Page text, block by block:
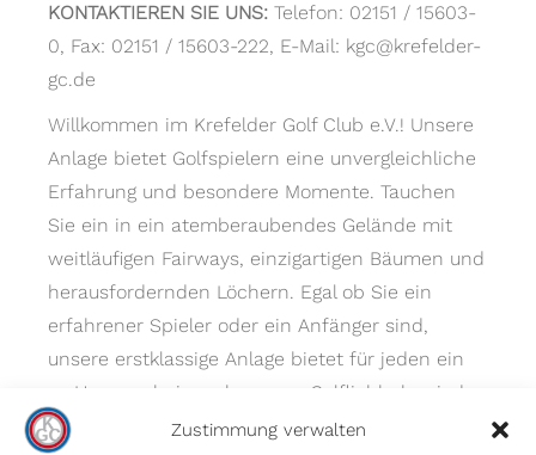
Zustimmung verwalten
KONTAKTIEREN SIE UNS: Telefon: 02151 / 15603-
0, Fax: 02151 / 15603-222, E-Mail: kgc@krefelder-
gc.de
Willkommen im Krefelder Golf Club e.V.! Unsere
Anlage bietet Golfspielern eine unvergleichliche
Erfahrung und besondere Momente. Tauchen
Sie ein in ein atemberaubendes Gelände mit
weitläufigen Fairways, einzigartigen Bäumen und
herausfordernden Löchern. Egal ob Sie ein
erfahrener Spieler oder ein Anfänger sind,
unsere erstklassige Anlage bietet für jeden ein
zu Hause – bei uns kommen Golfliebhaber jeder
Spielstärke auf ihre Kosten.